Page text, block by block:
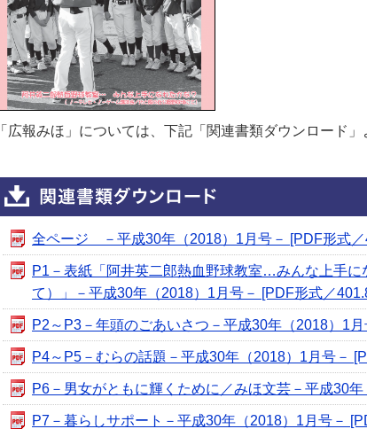
「広報みほ」については、下記「関連書類ダウンロード
全ページ －平成30年（2018）1月号－ [PDF形式／
P1－表紙「阿井英二郎熱血野球教室…みんな上手
て）」－平成30年（2018）1月号－ [PDF形式／
P2～P3－年頭のごあいさつ－平成30年（2018）1
P4～P5－むらの話題－平成30年（2018）1月号－
P6－男女がともに輝くために／みほ文芸－平成30
P7－暮らしサポート－平成30年（2018）1月号－